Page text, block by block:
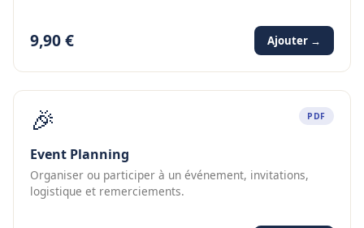
9,90 € Ajouter →
🎉 PDF
Event Planning
Organiser ou participer à un événement, invitations,
logistique et remerciements.